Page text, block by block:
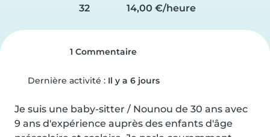
32
14,00 €/heure
1 Commentaire
Dernière activité : Il y a 6 jours
Je suis une baby-sitter / Nounou de 30 ans avec
9 ans d'expérience auprès des enfants d'âge